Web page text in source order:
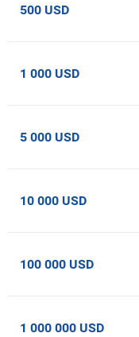
500 USD
1 000 USD
5 000 USD
10 000 USD
100 000 USD
1 000 000 USD